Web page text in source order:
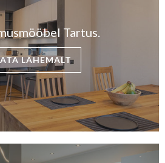
Tartus.
LÄHEMALT